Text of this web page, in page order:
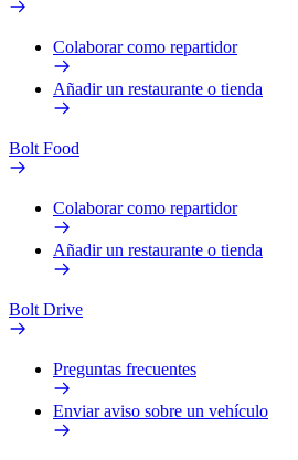
Colaborar como repartidor
Añadir un restaurante o tienda
Bolt Food
Colaborar como repartidor
Añadir un restaurante o tienda
Bolt Drive
Preguntas frecuentes
Enviar aviso sobre un vehículo